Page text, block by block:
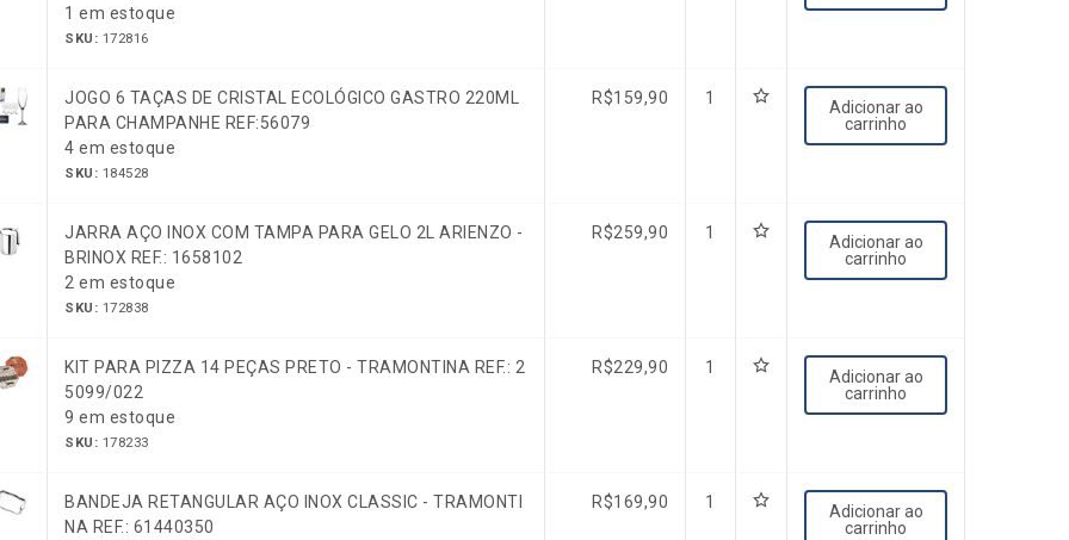
1 em estoque
SKU: 172816
JOGO 6 TAÇAS DE CRISTAL ECOLÓGICO GASTRO 220ML
PARA CHAMPANHE REF:56079
4 em estoque
SKU: 184528
R$159,90 1
Adicionar ao
carrinho
JARRA AÇO INOX COM TAMPA PARA GELO 2L ARIENZO -
BRINOX REF.: 1658102
2 em estoque
SKU: 172838
R$259,90 1
Adicionar ao
carrinho
KIT PARA PIZZA 14 PEÇAS PRETO - TRAMONTINA REF.: 2
5099/022
9 em estoque
SKU: 178233
R$229,90 1
Adicionar ao
carrinho
BANDEJA RETANGULAR AÇO INOX CLASSIC - TRAMONTI
NA REF.: 61440350
R$169,90 1
Adicionar ao
carrinho